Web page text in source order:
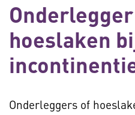
hoeslaken
Onderleggers of